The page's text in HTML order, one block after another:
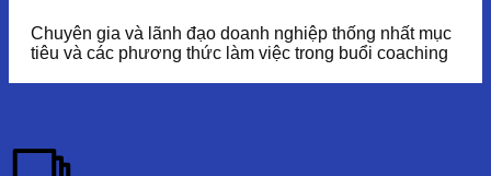
Chuyên gia và lãnh đạo doanh nghiệp thống nhất mục
tiêu và các phương thức làm việc trong buổi coaching